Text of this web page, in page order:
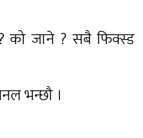
? को जाने ? सबै फिक्स्ड
भन्छौ ।